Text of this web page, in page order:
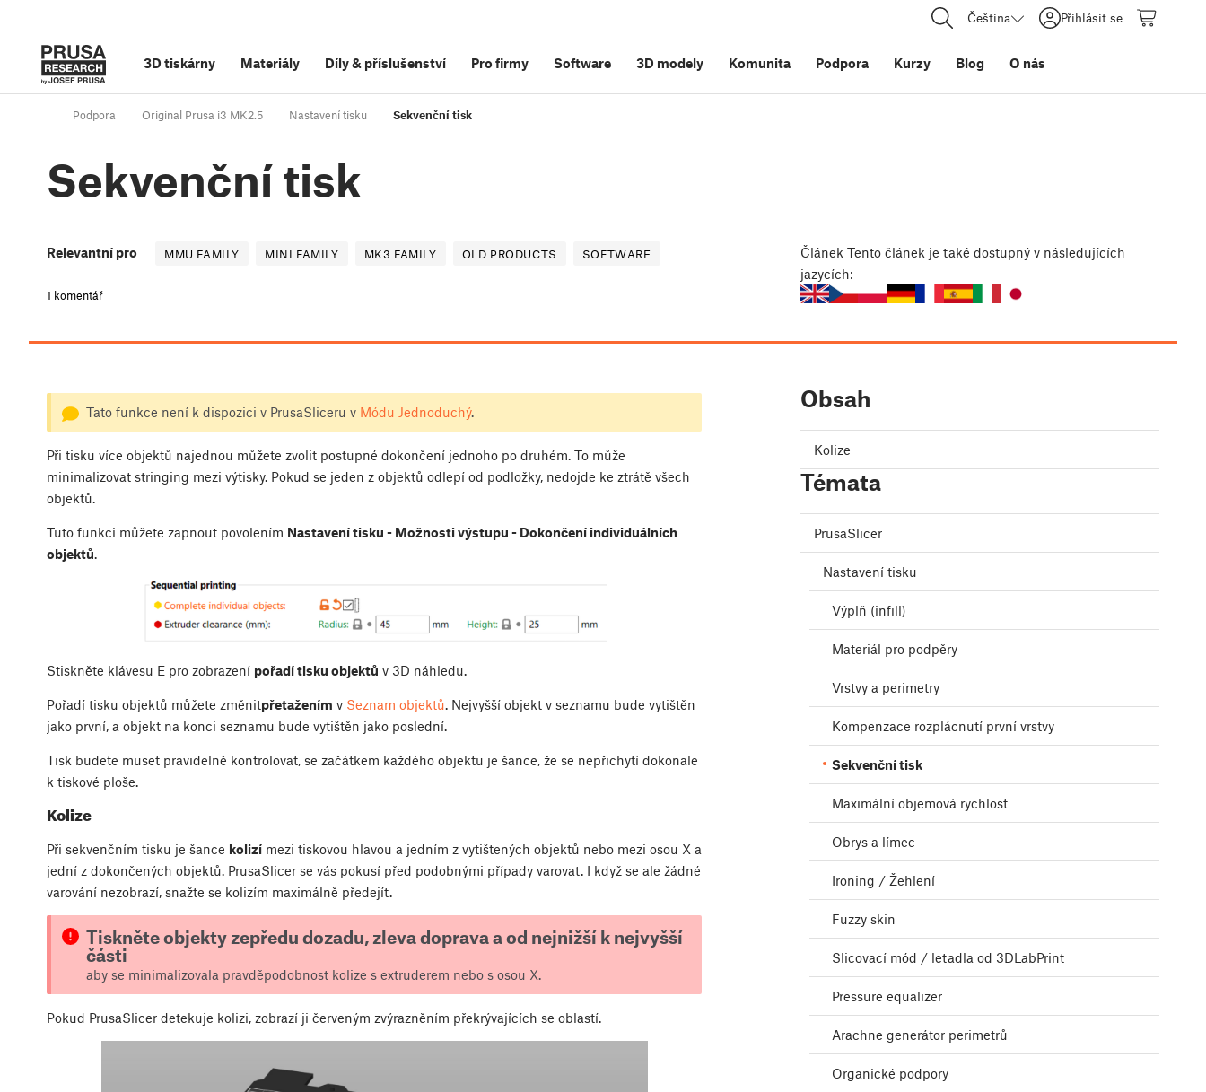
Čeština Přihlásit se
3D tiskárny Materiály Díly& příslušenství Pro firmy Software 3D modely Komunita Podpora Kurzy Blog O nás
Podpora Original Prusa i3 MK2.5 Nastavení tisku Sekvenční tisk
Sekvenční tisk
Relevantní pro MMU FAMILY MINI FAMILY MK3 FAMILY OLD PRODUCTS SOFTWARE
1 komentář
Článek Tento článek je také dostupný v následujících
jazycích:
Tato funkce není k dispozici v PrusaSliceru v Módu Jednoduchý.
Při tisku více objektů najednou můžete zvolit postupné dokončení jednoho po druhém. To může
minimalizovat stringing mezi výtisky. Pokud se jeden z objektů odlepí od podložky, nedojde ke ztrátě všech
objektů.
Tuto funkci můžete zapnout povolením Nastavení tisku - Možnosti výstupu - Dokončení individuálních
objektů.
Stiskněte klávesu E pro zobrazení pořadí tisku objektů v 3D náhledu.
Pořadí tisku objektů můžete změnitpřetažením v Seznam objektů. Nejvyšší objekt v seznamu bude vytištěn
jako první, a objekt na konci seznamu bude vytištěn jako poslední.
Tisk budete muset pravidelně kontrolovat, se začátkem každého objektu je šance, že se nepřichytí dokonale
k tiskové ploše.
Kolize
Při sekvenčním tisku je šance kolizí mezi tiskovou hlavou a jedním z vytištených objektů nebo mezi osou X a
jední z dokončených objektů. PrusaSlicer se vás pokusí před podobnými případy varovat. I když se ale žádné
varování nezobrazí, snažte se kolizím maximálně předejít.
Tiskněte objekty zepředu dozadu, zleva doprava a od nejnižší k nejvyšší
části
aby se minimalizovala pravděpodobnost kolize s extruderem nebo s osou X.
Pokud PrusaSlicer detekuje kolizi, zobrazí ji červeným zvýrazněním překrývajících se oblastí.
Obsah
Kolize
Témata
PrusaSlicer
Nastavení tisku
Výplň (infill)
Materiál pro podpěry
Vrstvy a perimetry
Kompenzace rozplácnutí první vrstvy
Sekvenční tisk
Maximální objemová rychlost
Obrys a límec
Ironing / Žehlení
Fuzzy skin
Slicovací mód / letadla od 3DLabPrint
Pressure equalizer
Arachne generátor perimetrů
Organické podpory